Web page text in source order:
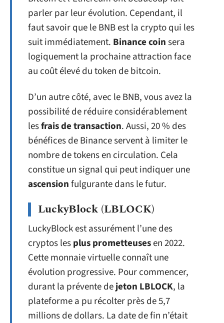
parler par leur évolution. Cependant, il
faut savoir que le BNB est la crypto qui les
suit immédiatement. Binance coinsera
logiquement la prochaine attraction face
au coût élevé du token de bitcoin.
D’un autre côté, avec le BNB, vous avez la
possibilité de réduire considérablement
lesfrais de transaction. Aussi, 20 % des
bénéfices de Binance servent à limiter le
nombre de tokens en circulation. Cela
constitue un signal qui peut indiquer une
ascensionfulgurante dans le futur.
LuckyBlock (LBLOCK)
LuckyBlock est assurément l’une des
cryptos lesplus prometteusesen 2022.
Cette monnaie virtuelle connaît une
évolution progressive. Pour commencer,
durant la prévente dejeton LBLOCK, la
plateforme a pu récolter près de 5,7
millions de dollars. La date de fin n’était